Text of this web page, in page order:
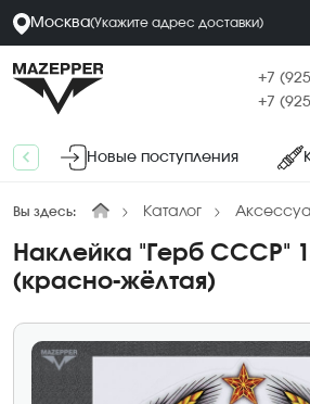
Москва(Укажите адрес доставки)
+7
+7
Новые поступления
Вы здесь: Каталог
Наклейка "Герб СССР"
(красно-жёлтая)